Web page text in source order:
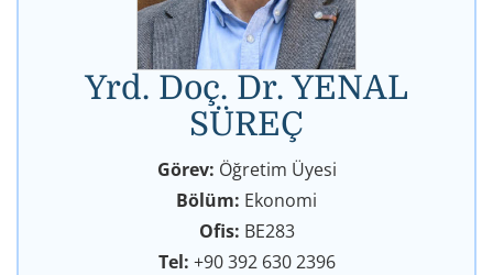
Yrd. Doç. Dr. YENAL
SÜREÇ
Görev: Öğretim Üyesi
Bölüm: Ekonomi
Ofis: BE283
Tel: +90 392 630 2396